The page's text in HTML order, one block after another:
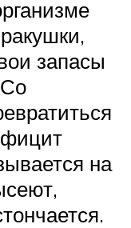
запасы
на